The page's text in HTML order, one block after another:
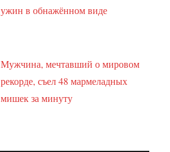
ужин в обнажённом виде
Мужчина, мечтавший о мировом
рекорде, съел 48 мармеладных
мишек за минуту